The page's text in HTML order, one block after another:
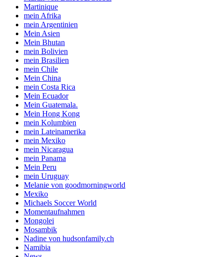
Martinique
mein Afrika
mein Argentinien
Mein Asien
Mein Bhutan
mein Bolivien
mein Brasilien
mein Chile
Mein China
mein Costa Rica
Mein Ecuador
Mein Guatemala.
Mein Hong Kong
mein Kolumbien
mein Lateinamerika
mein Mexiko
mein Nicaragua
mein Panama
Mein Peru
mein Uruguay
Melanie von goodmorningworld
Mexiko
Michaels Soccer World
Momentaufnahmen
Mongolei
Mosambik
Nadine von hudsonfamily.ch
Namibia